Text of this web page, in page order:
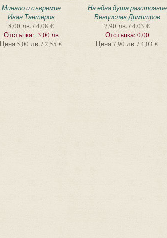
Минало и съвремие
Иван Тантеров
8,00 лв. / 4,08 €
Отстъпка: -3.00 лв
Цена5,00 лв. / 2,55 €
На една душа разстояние
Венцислав Димитров
7,90 лв. / 4,03 €
Отстъпка: 0,00
Цена7,90 лв. / 4,03 €